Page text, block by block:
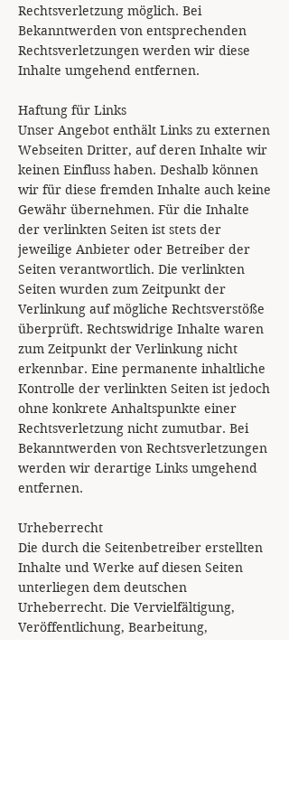
Rechtsverletzung möglich. Bei
Bekanntwerden von entsprechenden
Rechtsverletzungen werden wir diese
Inhalte umgehend entfernen.
Haftung für Links
Unser Angebot enthält Links zu externen
Webseiten Dritter, auf deren Inhalte wir
keinen Einfluss haben. Deshalb können
wir für diese fremden Inhalte auch keine
Gewähr übernehmen. Für die Inhalte
der verlinkten Seiten ist stets der
jeweilige Anbieter oder Betreiber der
Seiten verantwortlich. Die verlinkten
Seiten wurden zum Zeitpunkt der
Verlinkung auf mögliche Rechtsverstöße
überprüft. Rechtswidrige Inhalte waren
zum Zeitpunkt der Verlinkung nicht
erkennbar. Eine permanente inhaltliche
Kontrolle der verlinkten Seiten ist jedoch
ohne konkrete Anhaltspunkte einer
Rechtsverletzung nicht zumutbar. Bei
Bekanntwerden von Rechtsverletzungen
werden wir derartige Links umgehend
entfernen.
Urheberrecht
Die durch die Seitenbetreiber erstellten
Inhalte und Werke auf diesen Seiten
unterliegen dem deutschen
Urheberrecht. Die Vervielfältigung,
Veröffentlichung, Bearbeitung,